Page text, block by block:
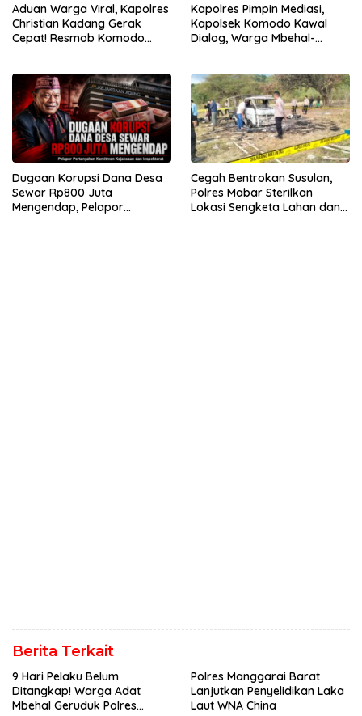
Aduan Warga Viral, Kapolres
Christian Kadang Gerak
Cepat! Resmob Komodo
Kapolres Pimpin Mediasi,
Kapolsek Komodo Kawal
Dialog, Warga Mbehal-
Dugaan Korupsi Dana Desa
Sewar Rp800 Juta
Mengendap, Pelapor
Cegah Bentrokan Susulan,
Polres Mabar Sterilkan
Lokasi Sengketa Lahan dan
Berita Terkait
9 Hari Pelaku Belum
Ditangkap! Warga Adat
Mbehal Geruduk Polres
Polres Manggarai Barat
Lanjutkan Penyelidikan Laka
Laut WNA China